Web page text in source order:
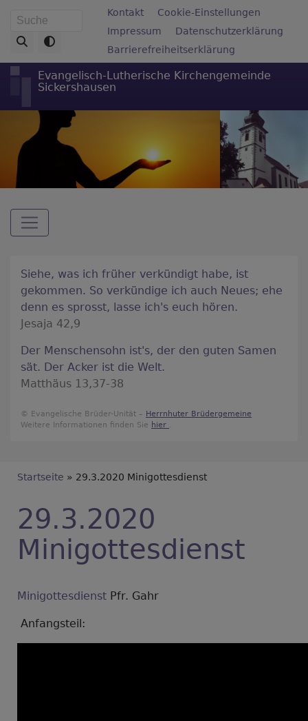
zum
Inhalt
Suche Fußbereichsmenü
Kontakt
Cookie-Einstellungen
Impressum
Datenschutzerklärung
Barrierefreiheitserklärung
Evangelisch-Lutherische Kirchengemeinde
Sickershausen
Hauptnavigation
Siehe, was ich früher verkündigt habe, ist
gekommen. So verkündige ich auch Neues; ehe
denn es sprosst, lasse ich's euch hören.
Jesaja 42,9
Der Menschensohn ist's, der den guten Samen
sät. Der Acker ist die Welt.
Matthäus 13,37-38
© Evangelische Brüder-Unität – Herrnhuter Brüdergemeine
Weitere Informationen finden Sie hier .
Breadcrumb
Startseite 29.3.2020 Minigottesdienst
29.3.2020
Minigottesdienst
Minigottesdienst Pfr. Gahr
Anfangsteil: